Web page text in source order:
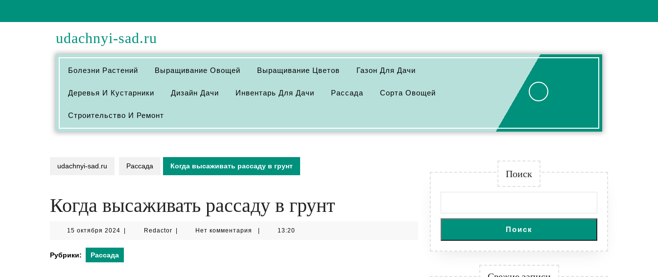
udachnyi-sad.ru
Болезни Растений Выращивание Овощей Выращивание Цветов Газон Для Дачи
Деревья И Кустарники Дизайн Дачи Инвентарь Для Дачи Рассада Сорта Овощей
Строительство И Ремонт
udachnyi-sad.ru Рассада Когда высаживать рассаду в грунт
Когда высаживать рассаду в грунт
15 октября 2024 15
2024
RedactorRedactorНет комментария 13:20
Рубрики: Рассада
Поиск
Поиск